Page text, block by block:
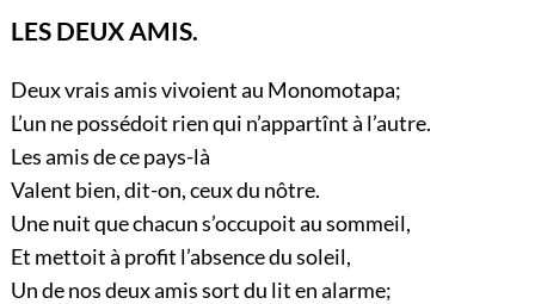
LES DEUX AMIS.
Deux vrais amis vivoient au Monomotapa;
L’un ne possédoit rien qui n’appartînt à l’autre.
Les amis de ce pays-là
Valent bien, dit-on, ceux du nôtre.
Une nuit que chacun s’occupoit au sommeil,
Et mettoit à profit l’absence du soleil,
Un de nos deux amis sort du lit en alarme;